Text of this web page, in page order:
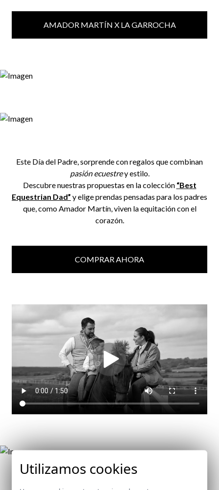
AMADOR MARTÍN X LA GARROCHA
Este Día del Padre, sorprende con regalos que combinan
pasión ecuestrey estilo.
Descubre nuestras propuestas en la colección “Best
Equestrian Dad” y elige prendas pensadas para los padres
que, como Amador Martín, viven la equitación con el
corazón.
COMPRAR AHORA
Utilizamos cookies